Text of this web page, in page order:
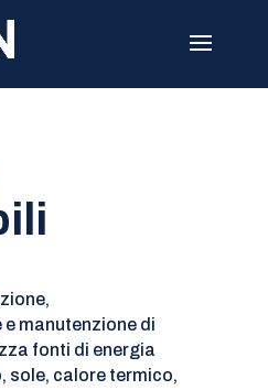
manutenzione di
fonti di energia
sole, calore termico,